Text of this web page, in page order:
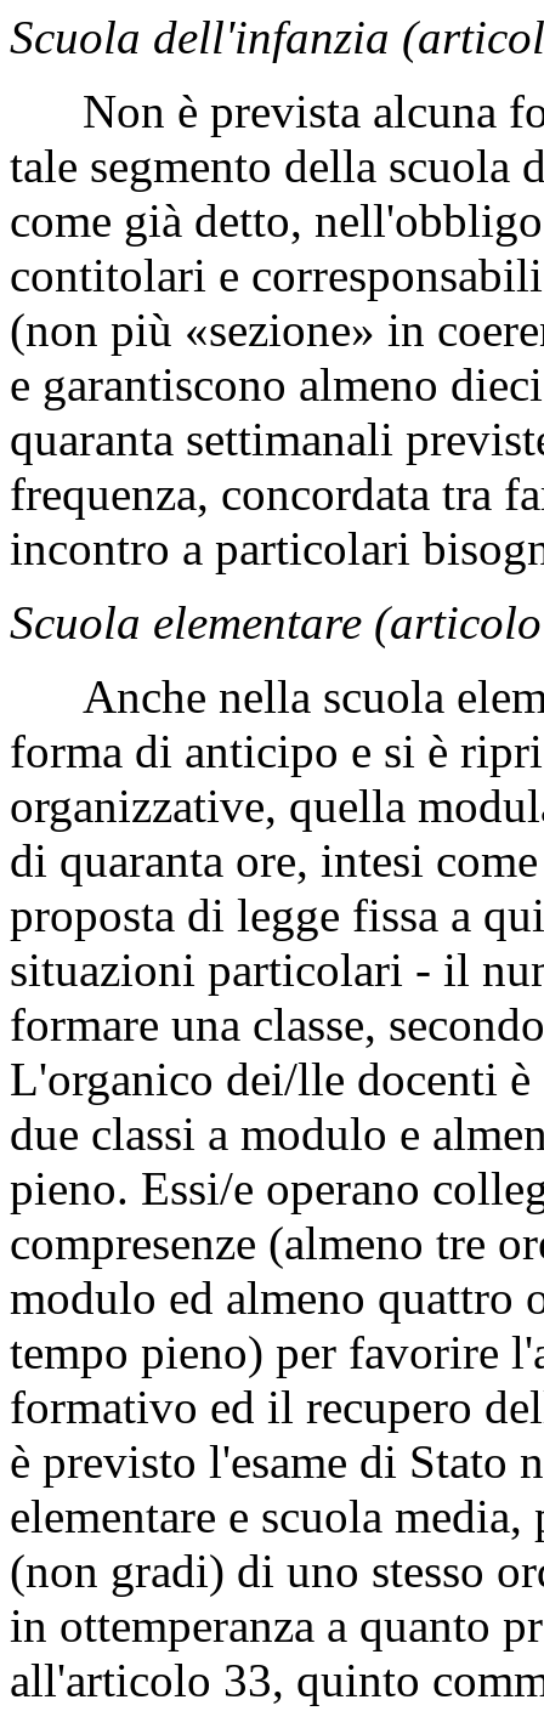
Scuola dell'infanzia
Non è prevista alcuna
tale segmento della scuola
come già detto,
contitolari e
(non più «sezione» in
e garantiscono almeno
quaranta settimanali
frequenza, concordata tra
incontro a particolari
Scuola elementare
Anche nella scuola
forma di anticipo e si è
organizzative, quella
di quaranta ore, intesi
proposta di legge fissa a
situazioni particolari - il
formare una classe,
L'organico dei/lle docenti
due classi a modulo e
pieno. Essi/e operano
compresenze (almeno tre
modulo ed almeno quattro
tempo pieno) per favorire
formativo ed il recupero
è previsto l'esame di Stato
elementare e scuola media,
(non gradi) di uno stesso
in ottemperanza a quanto
all'articolo 33, quinto